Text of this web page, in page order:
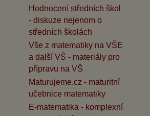
Hodnocení středních škol
- diskuze nejenom o
středních školách
Vše z matematiky na VŠE
a další VŠ - materiály pro
přípravu na VŠ
Maturujeme.cz - maturitní
učebnice matematiky
E-matematika - komplexní